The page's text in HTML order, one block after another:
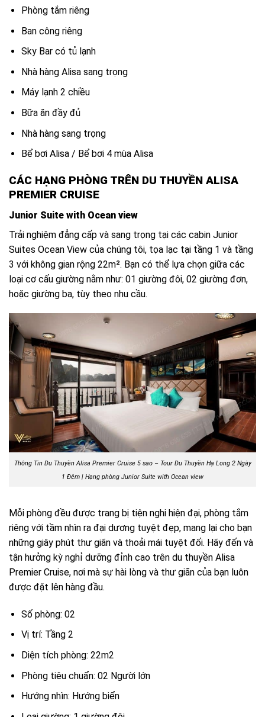
Phòng tắm riêng
Ban công riêng
Sky Bar có tủ lạnh
Nhà hàng Alisa sang trọng
Máy lạnh 2 chiều
Bữa ăn đầy đủ
Nhà hàng sang trọng
Bể bơi Alisa / Bể bơi 4 mùa Alisa
CÁC HẠNG PHÒNG TRÊN DU THUYỀN ALISA
PREMIER CRUISE
Junior Suite with Ocean view
Trải nghiệm đẳng cấp và sang trọng tại các cabin Junior
Suites Ocean View của chúng tôi, tọa lạc tại tầng 1 và tầng
3 với không gian rộng 22m². Bạn có thể lựa chọn giữa các
loại cơ cấu giường nằm như: 01 giường đôi, 02 giường đơn,
hoặc giường ba, tùy theo nhu cầu.
Thông Tin Du Thuyền Alisa Premier Cruise 5 sao – Tour Du Thuyền Hạ Long 2 Ngày
1 Đêm | Hạng phòng Junior Suite with Ocean view
Mỗi phòng đều được trang bị tiện nghi hiện đại, phòng tắm
riêng với tầm nhìn ra đại dương tuyệt đẹp, mang lại cho bạn
những giây phút thư giãn và thoải mái tuyệt đối. Hãy đến và
tận hưởng kỳ nghỉ dưỡng đỉnh cao trên du thuyền Alisa
Premier Cruise, nơi mà sự hài lòng và thư giãn của bạn luôn
được đặt lên hàng đầu.
Số phòng: 02
Vị trí: Tầng 2
Diện tích phòng: 22m2
Phòng tiêu chuẩn: 02 Người lớn
Hướng nhìn: Hướng biển